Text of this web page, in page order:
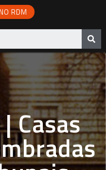
RDM
Casas